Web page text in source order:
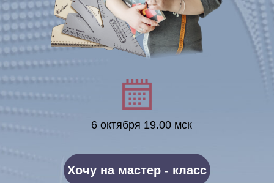
Хочу на мастер - класс
6 октября 19.00 мск